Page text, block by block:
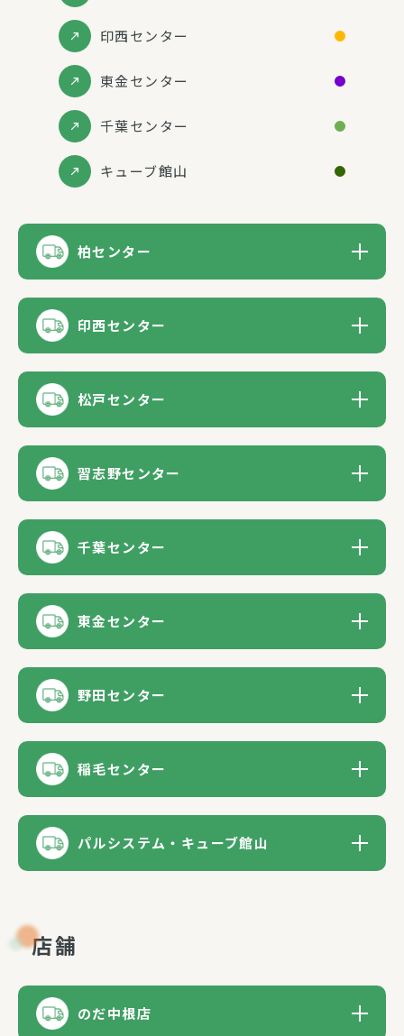
印西センター
東金センター
千葉センター
キューブ館山
柏センター
印西センター
松戸センター
習志野センター
千葉センター
東金センター
野田センター
稲毛センター
パルシステム・キューブ館山
店舗
のだ中根店